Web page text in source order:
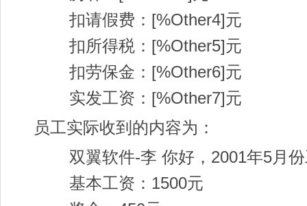
扣请假费：[%Other4]元
扣所得税：[%Other5]元
扣劳保金：[%Other6]元
实发工资：[%Other7]元
员工实际收到的内容为：
双翼软件-李 你好，2001年5月
基本工资：1500元